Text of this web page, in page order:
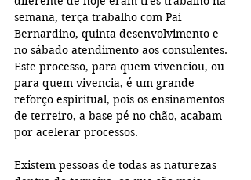
semana, terça trabalho com Pai
Bernardino, quinta desenvolvimento e
no sábado atendimento aos consulentes.
Este processo, para quem vivenciou, ou
para quem vivencia, é um grande
reforço espiritual, pois os ensinamentos
de terreiro, a base pé no chão, acabam
por acelerar processos.
Existem pessoas de todas as naturezas